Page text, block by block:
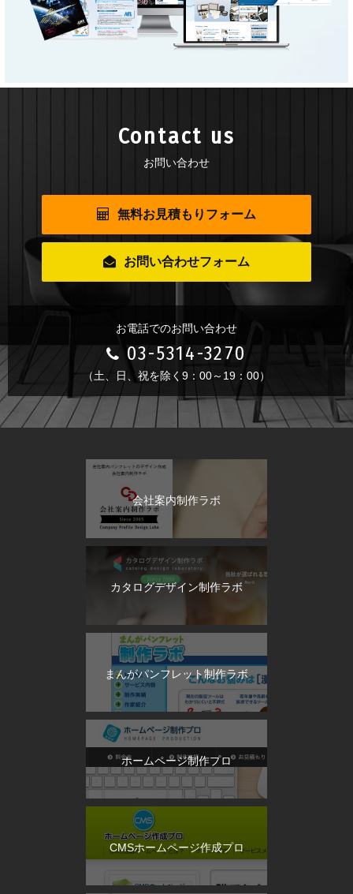
Contact us
お問い合わせ
無料お見積もりフォーム
お問い合わせフォーム
お電話でのお問い合わせ
03-5314-3270
（土、日、祝を除く9：00～19：00）
会社案内制作ラボ
カタログデザイン制作ラボ
まんがパンフレット制作ラボ
ホームページ制作プロ
CMSホームページ作成プロ